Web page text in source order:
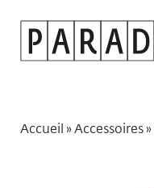
Accueil »Accessoires»